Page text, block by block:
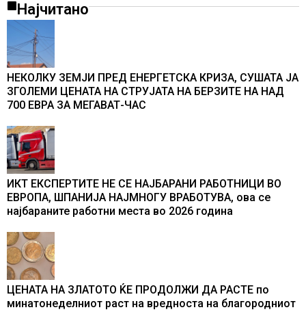
Најчитано
НЕКОЛКУ ЗЕМЈИ ПРЕД ЕНЕРГЕТСКА КРИЗА, СУШАТА ЈА
ЗГОЛЕМИ ЦЕНАТА НА СТРУЈАТА НА БЕРЗИТЕ НА НАД
700 ЕВРА ЗА МЕГАВАТ-ЧАС
ИКТ ЕКСПЕРТИТЕ НЕ СЕ НАЈБАРАНИ РАБОТНИЦИ ВО
ЕВРОПА, ШПАНИЈА НАЈМНОГУ ВРАБОТУВА, oва се
најбараните работни места во 2026 година
ЦЕНАТА НА ЗЛАТОТО ЌЕ ПРОДОЛЖИ ДА РАСТЕ по
минатонеделниот раст на вредноста на благородниот